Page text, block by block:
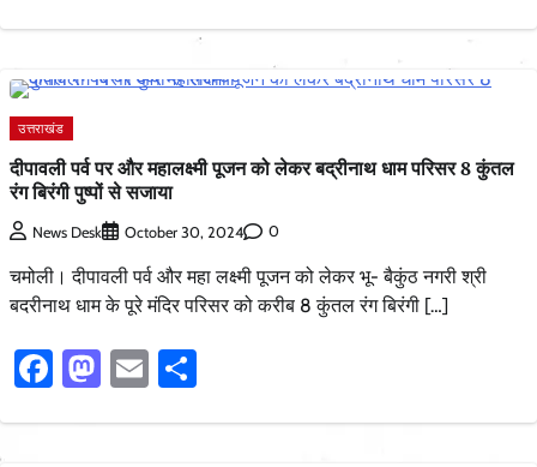
उत्तराखंड
दीपावली पर्व पर और महालक्ष्मी पूजन को लेकर बद्रीनाथ धाम परिसर 8 कुंतल
रंग बिरंगी पुष्पों से सजाया
News Desk October 30, 2024 0
चमोली। दीपावली पर्व और महा लक्ष्मी पूजन को लेकर भू- बैकुंठ नगरी श्री
बदरीनाथ धाम के पूरे मंदिर परिसर को करीब 8 कुंतल रंग बिरंगी […]
Facebook
Mastodon
Email